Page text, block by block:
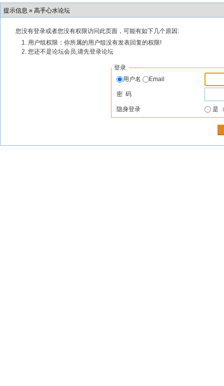
提示信息 » 高手心水论坛
您没有登录或者您没有权限访问此页面，可能有如下几个原因:
用户组权限：你所属的用户组没有发表回复的权限!
您还不是论坛会员,请先登录论坛
登录
用户名
Email
密 码
隐身登录 是